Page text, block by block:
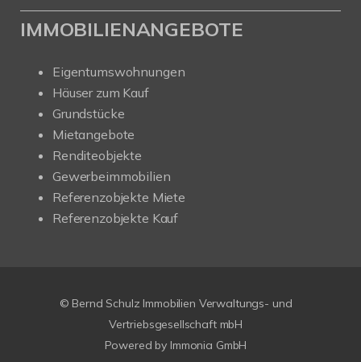
IMMOBILIENANGEBOTE
Eigentumswohnungen
Häuser zum Kauf
Grundstücke
Mietangebote
Renditeobjekte
Gewerbeimmobilien
Referenzobjekte Miete
Referenzobjekte Kauf
© Bernd Schulz Immobilien Verwaltungs- und
Vertriebsgesellschaft mbH
Powered by Immonia GmbH